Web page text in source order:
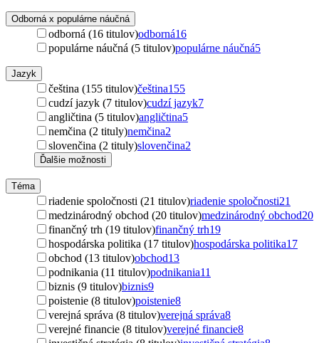
Odborná x populárne náučná
odborná (16 titulov)odborná16
populárne náučná (5 titulov)populárne náučná5
Jazyk
čeština (155 titulov)čeština155
cudzí jazyk (7 titulov)cudzí jazyk7
angličtina (5 titulov)angličtina5
nemčina (2 tituly)nemčina2
slovenčina (2 tituly)slovenčina2
Ďalšie možnosti
Téma
riadenie spoločnosti (21 titulov)riadenie spoločnosti21
medzinárodný obchod (20 titulov)medzinárodný obchod20
finančný trh (19 titulov)finančný trh19
hospodárska politika (17 titulov)hospodárska politika17
obchod (13 titulov)obchod13
podnikania (11 titulov)podnikania11
biznis (9 titulov)biznis9
poistenie (8 titulov)poistenie8
verejná správa (8 titulov)verejná správa8
verejné financie (8 titulov)verejné financie8